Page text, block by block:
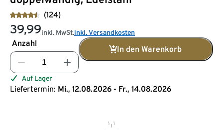
(124)
39,99inkl. MwSt.inkl. Versandkosten
Anzahl
In den Warenkorb
Auf Lager
Liefertermin: Mi., 12.08.2026 - Fr., 14.08.2026